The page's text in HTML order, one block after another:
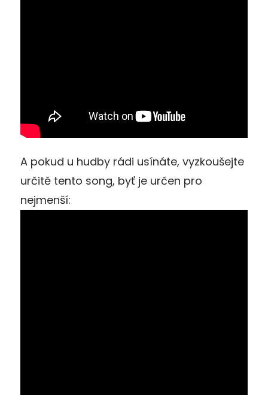
A pokud u hudby rádi usínáte, vyzkoušejte
určitě tento song, byť je určen pro
nejmenší: